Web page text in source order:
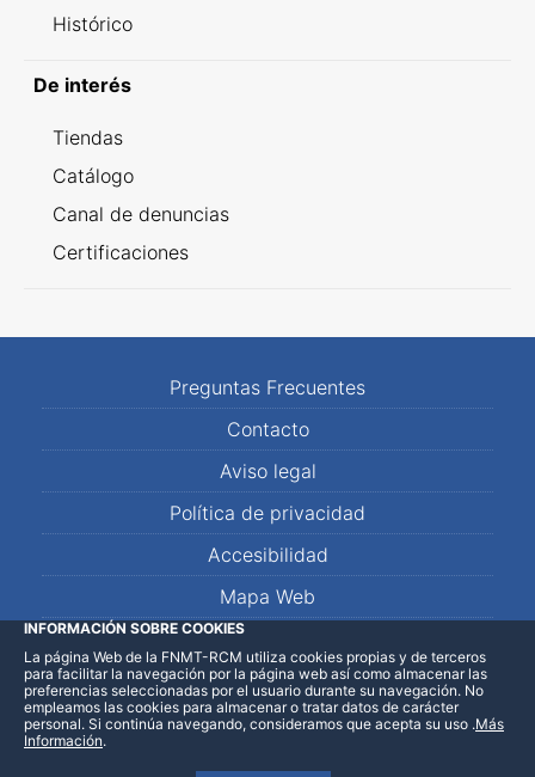
Histórico
De interés
Tiendas
Catálogo
Canal de denuncias
Certificaciones
Preguntas Frecuentes
Contacto
Aviso legal
Política de privacidad
Accesibilidad
Mapa Web
LinkedInFacebookWhatsApp
INFORMACIÓN SOBRE COOKIES
La página Web de la FNMT-RCM utiliza cookies propias y de terceros
para facilitar la navegación por la página web así como almacenar las
preferencias seleccionadas por el usuario durante su navegación. No
empleamos las cookies para almacenar o tratar datos de carácter
personal. Si continúa navegando, consideramos que acepta su uso .Más
Información.